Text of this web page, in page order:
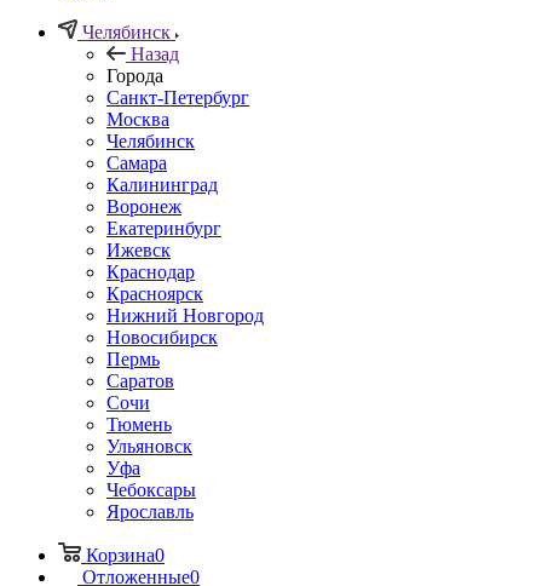
Челябинск
Назад
Города
Санкт-Петербург
Москва
Челябинск
Самара
Калининград
Воронеж
Екатеринбург
Ижевск
Краснодар
Красноярск
Нижний Новгород
Новосибирск
Пермь
Саратов
Сочи
Тюмень
Ульяновск
Уфа
Чебоксары
Ярославль
Корзина0
Отложенные0